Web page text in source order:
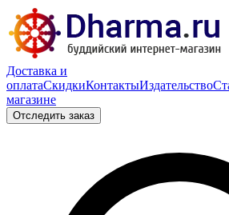
Доставка и
оплатаСкидкиКонтактыИздательство
магазине
Отследить заказ